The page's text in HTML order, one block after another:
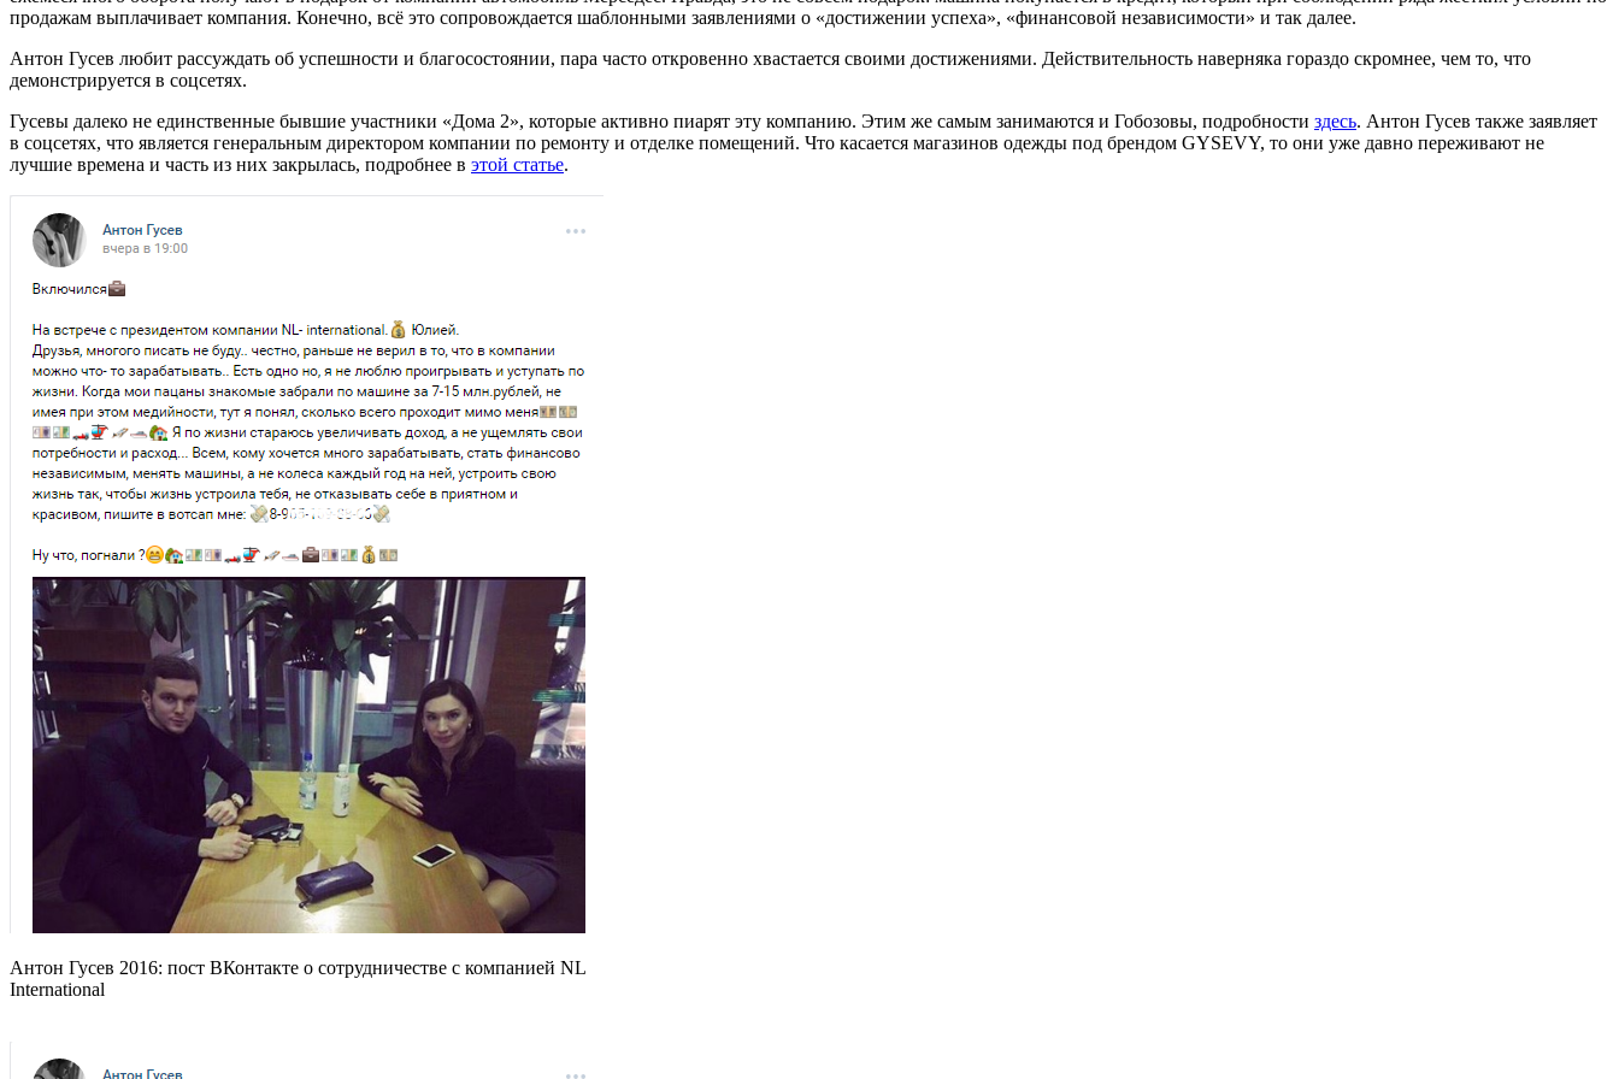
продажам выплачивает компания. Конечно, всё это сопровождается шаблонными заявлениями о «достижении успеха», «финансовой независимости» и так далее.
Антон Гусев любит рассуждать об успешности и благосостоянии, пара часто откровенно хвастается своими достижениями. Действительность наверняка гораздо скромнее, чем то, что
демонстрируется в соцсетях.
Гусевы далеко не единственные бывшие участники «Дома 2», которые активно пиарят эту компанию. Этим же самым занимаются и Гобозовы, подробности здесь. Антон Гусев также заявляет
в соцсетях, что является генеральным директором компании по ремонту и отделке помещений. Что касается магазинов одежды под брендом GYSEVY, то они уже давно переживают не
лучшие времена и часть из них закрылась, подробнее в этой статье.
Антон Гусев 2016: пост ВКонтакте о сотрудничестве с компанией NL
International